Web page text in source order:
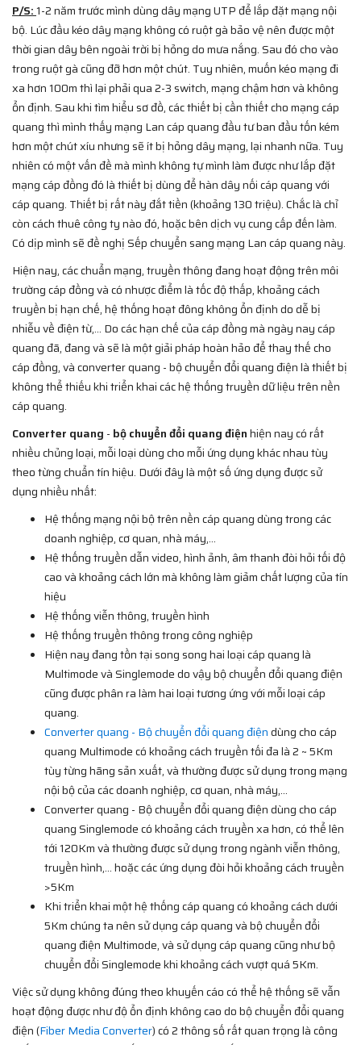
P/S:1-2 năm trước mình dùng dây mạng UTP để lắp đặt mạng nội
bộ. Lúc đầu kéo dây mạng không có ruột gà bảo vệ nên được một
thời gian dây bên ngoài trời bị hỏng do mưa nắng. Sau đó cho vào
trong ruột gà cũng đỡ hơn một chút. Tuy nhiên, muốn kéo mạng đi
xa hơn 100m thì lại phải qua 2-3 switch, mạng chậm hơn và không
ổn định. Sau khi tìm hiểu sơ đồ, các thiết bị cần thiết cho mạng cáp
quang thì mình thấy mạng Lan cáp quang đầu tư ban đầu tốn kém
hơn một chút xíu nhưng sẽ ít bị hỏng dây mạng, lại nhanh nữa. Tuy
nhiên có một vấn đề mà mình không tự mình làm được như lắp đặt
mạng cáp đồng đó là thiết bị dùng để hàn dây nối cáp quang với
cáp quang. Thiết bị rất này đắt tiền (khoảng 130 triệu). Chắc là chỉ
còn cách thuê công ty nào đó, hoặc bên dịch vụ cung cấp đến làm.
Có dịp mình sẽ đề nghị Sếp chuyển sang mạng Lan cáp quang này.
Hiện nay, các chuẩn mạng, truyền thông đang hoạt động trên môi
trường cáp đồng và có nhược điểm là tốc độ thấp, khoảng cách
truyền bị hạn chế, hệ thống hoạt đông không ổn định do dễ bị
nhiễu về điện từ,... Do các hạn chế của cáp đồng mà ngày nay cáp
quang đã, đang và sẽ là một giải pháp hoàn hảo để thay thế cho
cáp đồng, và converter quang - bộ chuyển đổi quang điện là thiết bị
không thể thiếu khi triển khai các hệ thống truyền dữ liệu trên nền
cáp quang.
Converter quang - bộ chuyển đổi quang điệnhiện nay có rất
nhiều chủng loại, mỗi loại dùng cho mỗi ứng dụng khác nhau tùy
theo từng chuẩn tín hiệu. Dưới đây là một số ứng dụng được sử
dụng nhiều nhất:
Hệ thống mạng nội bộ trên nền cáp quang dùng trong các
doanh nghiệp, cơ quan, nhà máy,...
Hệ thống truyền dẫn video, hình ảnh, âm thanh đòi hỏi tối độ
cao và khoảng cách lớn mà không làm giảm chất lượng của tín
hiệu
Hệ thống viễn thông, truyền hình
Hệ thống truyền thông trong công nghiệp
Hiện nay đang tồn tại song song hai loại cáp quang là
Multimode và Singlemode do vậy bộ chuyển đổi quang điện
cũng được phân ra làm hai loại tương ứng với mỗi loại cáp
quang.
Converter quang - Bộ chuyển đổi quang điệndùng cho cáp
quang Multimode có khoảng cách truyền tối đa là 2 ~ 5Km
tùy từng hãng sản xuất, và thường được sử dụng trong mạng
nội bộ của các doanh nghiệp, cơ quan, nhà máy,...
Converter quang - Bộ chuyển đổi quang điện dùng cho cáp
quang Singlemode có khoảng cách truyền xa hơn, có thể lên
tới 120Km và thường được sử dụng trong ngành viễn thông,
truyền hình,... hoặc các ứng dụng đòi hỏi khoảng cách truyền
>5Km
Khi triển khai một hệ thống cáp quang có khoảng cách dưới
5Km chúng ta nên sử dụng cáp quang và bộ chuyển đổi
quang điện Multimode, và sử dụng cáp quang cũng như bộ
chuyển đổi Singlemode khi khoảng cách vượt quá 5Km.
Việc sử dụng không đúng theo khuyến cáo có thể hệ thống sẽ vẫn
hoạt động được như độ ổn định không cao do bộ chuyển đổi quang
điện (Fiber Media Converter) có 2 thông số rất quan trọng là công